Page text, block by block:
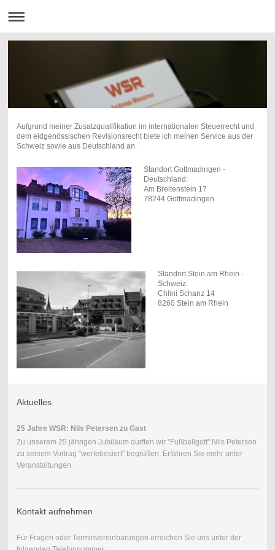
Aufgrund meiner Zusatzqualifikation im internationalen Steuerrecht und
dem eidgenössischen Revisionsrecht biete ich meinen Service aus der
Schweiz sowie aus Deutschland an.
Standort Gottmadingen -
Deutschland:
Am Breitenstein 17
78244 Gottmadingen
Standort Stein am Rhein -
Schweiz:
Chlini Schanz 14
8260 Stein am Rhein
Aktuelles
25 Jahre WSR: Nils Petersen zu Gast
Zu unserem 25 jährigen Jubiläum durften wir "Fußballgott" Nils Petersen
zu seinem Vortrag "wertebesiert" begrüßen, Erfahren Sie mehr unter
Veranstaltungen
Kontakt aufnehmen
Für Fragen oder Terminvereinbarungen erreichen Sie uns unter der